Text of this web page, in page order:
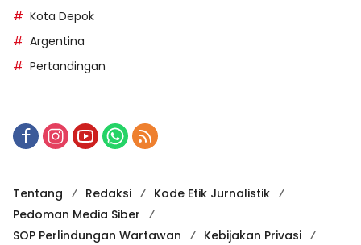
Kota Depok
Argentina
Pertandingan
Tentang Redaksi
Kode Etik Jurnalistik
Pedoman Media Siber
SOP Perlindungan Wartawan
Kebijakan Privasi